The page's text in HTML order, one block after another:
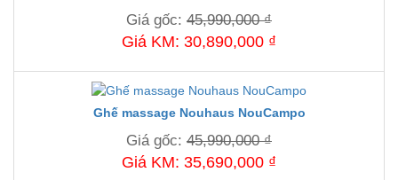
Giá gốc: 45,990,000 ₫
Giá KM: 30,890,000 ₫
Ghế massage Nouhaus NouCampo
Giá gốc: 45,990,000 ₫
Giá KM: 35,690,000 ₫